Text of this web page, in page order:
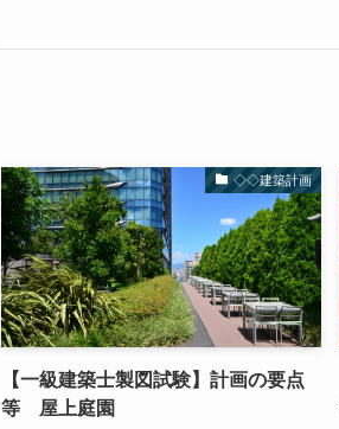
◇◇建築計画
【一級建築士製図試験】計画の要点
等 屋上庭園